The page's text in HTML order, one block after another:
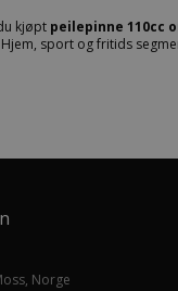
kjøpt peilepinne 110cc
sport og fritids
Norge